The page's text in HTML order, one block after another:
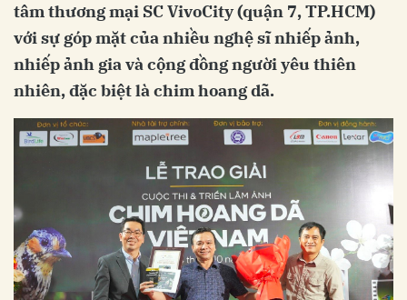
tâm thương mại SC VivoCity (quận 7, TP.HCM)
với sự góp mặt của nhiều nghệ sĩ nhiếp ảnh,
nhiếp ảnh gia và cộng đồng người yêu thiên
nhiên, đặc biệt là chim hoang dã.